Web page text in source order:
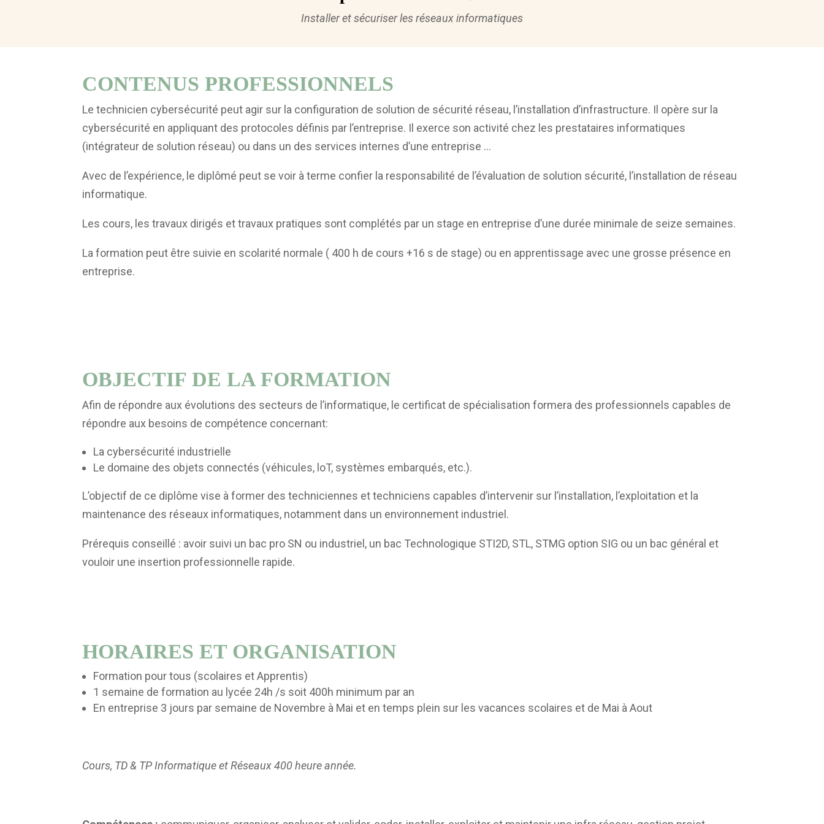
Installer et sécuriser les réseaux informatiques
CONTENUS PROFESSIONNELS
Le technicien cybersécurité peut agir sur la configuration de solution de sécurité réseau, l’installation d’infrastructure. Il opère sur la
cybersécurité en appliquant des protocoles définis par l’entreprise. Il exerce son activité chez les prestataires informatiques
(intégrateur de solution réseau) ou dans un des services internes d’une entreprise …
Avec de l’expérience, le diplômé peut se voir à terme confier la responsabilité de l’évaluation de solution sécurité, l’installation de réseau
informatique.
Les cours, les travaux dirigés et travaux pratiques sont complétés par un stage en entreprise d’une durée minimale de seize semaines.
La formation peut être suivie en scolarité normale ( 400 h de cours +16 s de stage) ou en apprentissage avec une grosse présence en
entreprise.
OBJECTIF DE LA FORMATION
Afin de répondre aux évolutions des secteurs de l’informatique, le certificat de spécialisation formera des professionnels capables de
répondre aux besoins de compétence concernant:
La cybersécurité industrielle
Le domaine des objets connectés (véhicules, loT, systèmes embarqués, etc.).
L’objectif de ce diplôme vise à former des techniciennes et techniciens capables d’intervenir sur l’installation, l’exploitation et la
maintenance des réseaux informatiques, notamment dans un environnement industriel.
Prérequis conseillé : avoir suivi un bac pro SN ou industriel, un bac Technologique STI2D, STL, STMG option SIG ou un bac général et
vouloir une insertion professionnelle rapide.
HORAIRES ET ORGANISATION
Formation pour tous (scolaires et Apprentis)
1 semaine de formation au lycée 24h /s soit 400h minimum par an
En entreprise 3 jours par semaine de Novembre à Mai et en temps plein sur les vacances scolaires et de Mai à Aout
Cours, TD & TP Informatique et Réseaux 400 heure année.